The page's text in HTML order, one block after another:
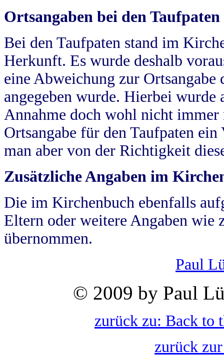
Ortsangaben bei den Taufpaten
Bei den Taufpaten stand im
Herkunft. Es wurde deshalb
eine Abweichung zur
angegeben wurde. Hierbei wurde
Annahme doch wohl nicht
Ortsangabe für den Taufpaten
man aber von der Richtigkeit
Zusätzliche Angaben im
Die im Kirchenbuch ebenfalls
Eltern oder weitere Angaben wie
übernommen.
Paul
© 2009 by Paul
zurück zu: Back to
zurück